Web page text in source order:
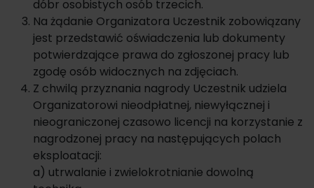
dóbr osobistych osób trzecich.
Na żądanie Organizatora Uczestnik zobowiązany
jest przedstawić oświadczenia lub dokumenty
potwierdzające prawa do zgłoszonej pracy lub
zgodę osób widocznych na zdjęciach.
Z chwilą przyznania nagrody Uczestnik udziela
Organizatorowi nieodpłatnej, niewyłącznej i
nieograniczonej czasowo licencji na korzystanie z
nagrodzonej pracy na następujących polach
eksploatacji:
a) utrwalanie i zwielokrotnianie dowolną